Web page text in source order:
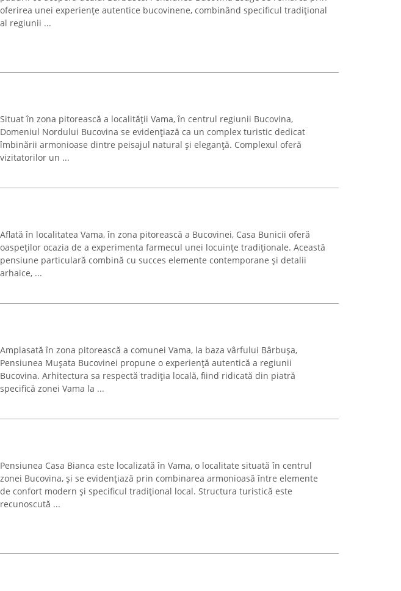
oferirea unei experiențe autentice bucovinene, combinând specificul tradițional
al regiunii ...
Situat în zona pitorească a localității Vama, în centrul regiunii Bucovina,
Domeniul Nordului Bucovina se evidențiază ca un complex turistic dedicat
îmbinării armonioase dintre peisajul natural și eleganță. Complexul oferă
vizitatorilor un ...
Aflată în localitatea Vama, în zona pitorească a Bucovinei, Casa Bunicii oferă
oaspeților ocazia de a experimenta farmecul unei locuințe tradiționale. Această
pensiune particulară combină cu succes elemente contemporane și detalii
arhaice, ...
Amplasată în zona pitorească a comunei Vama, la baza vârfului Bârbușa,
Pensiunea Mușata Bucovinei propune o experiență autentică a regiunii
Bucovina. Arhitectura sa respectă tradiția locală, fiind ridicată din piatră
specifică zonei Vama la ...
Pensiunea Casa Bianca este localizată în Vama, o localitate situată în centrul
zonei Bucovina, și se evidențiază prin combinarea armonioasă între elemente
de confort modern și specificul tradițional local. Structura turistică este
recunoscută ...